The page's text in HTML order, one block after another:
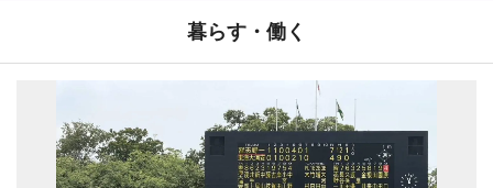
暮らす・働く